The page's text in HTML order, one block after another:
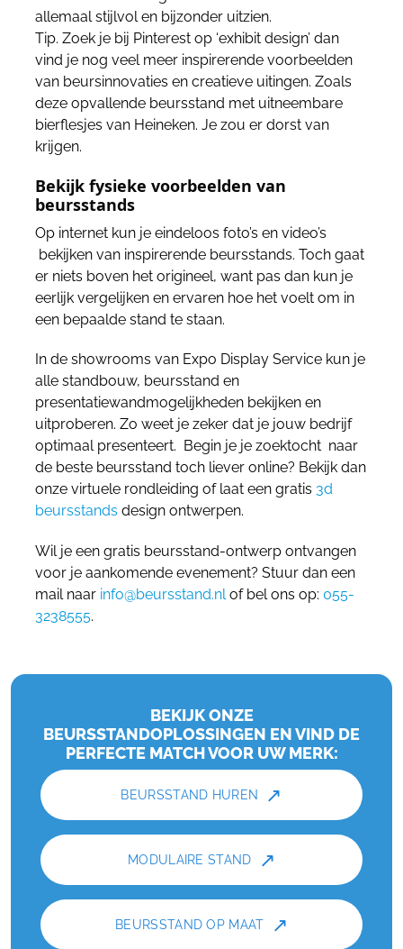
allemaal stijlvol en bijzonder uitzien.
Tip. Zoek je bij Pinterest op ‘exhibit design’ dan
vind je nog veel meer inspirerende voorbeelden
van beursinnovaties en creatieve uitingen. Zoals
deze opvallende beursstand met uitneembare
bierflesjes van Heineken. Je zou er dorst van
krijgen.
Bekijk fysieke voorbeelden van
beursstands
Op internet kun je eindeloos foto’s en video’s
bekijken van inspirerende beursstands. Toch gaat
er niets boven het origineel, want pas dan kun je
eerlijk vergelijken en ervaren hoe het voelt om in
een bepaalde stand te staan.
In de showrooms van Expo Display Service kun je
alle standbouw, beursstand en
presentatiewandmogelijkheden bekijken en
uitproberen. Zo weet je zeker dat je jouw bedrijf
optimaal presenteert. Begin je je zoektocht naar
de beste beursstand toch liever online? Bekijk dan
onze virtuele rondleiding of laat een gratis 3d
beursstands design ontwerpen.
Wil je een gratis beursstand-ontwerp ontvangen
voor je aankomende evenement? Stuur dan een
mail naar info@beursstand.nlof bel ons op: 055-
3238555.
BEKIJK ONZE
BEURSSTANDOPLOSSINGEN EN VIND DE
PERFECTE MATCH VOOR UW MERK:
BEURSSTAND HUREN ↗
MODULAIRE STAND ↗
BEURSSTAND OP MAAT ↗